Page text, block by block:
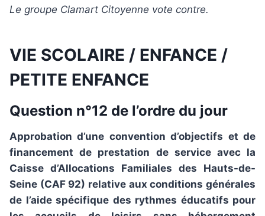
Le groupe Clamart Citoyenne vote contre.
VIE SCOLAIRE / ENFANCE /
PETITE ENFANCE
Question n°12 de l’ordre du jour
Approbation d’une convention d’objectifs et de
financement de prestation de service avec la
Caisse d’Allocations Familiales des Hauts-de-
Seine (CAF 92) relative aux conditions générales
de l’aide spécifique des rythmes éducatifs pour